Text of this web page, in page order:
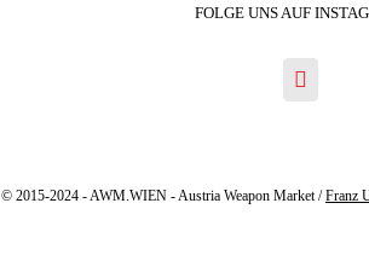
FOLGE UNS AUF
© 2015-2024 - AWM.WIEN - Austria Weapon Market /Franz